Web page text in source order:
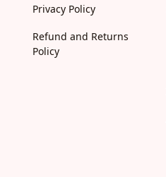
Privacy Policy
Refund and Returns
Policy